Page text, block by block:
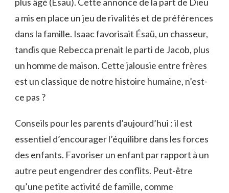
a mis en place un jeu de rivalités et de préférences
dans la famille. Isaac favorisait Ésaü, un chasseur,
tandis que Rebecca prenait le parti de Jacob, plus
un homme de maison. Cette jalousie entre frères
est un classique de notre histoire humaine, n’est-
ce pas ?
Conseils pour les parents d’aujourd’hui : il est
essentiel d’encourager l’équilibre dans les forces
des enfants. Favoriser un enfant par rapport à un
autre peut engendrer des conflits. Peut-être
qu’une petite activité de famille, comme